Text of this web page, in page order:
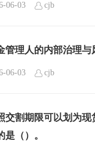
06-03 cjb
管理人的内部治理与
06-03 cjb
交割期限可以划为
（）。